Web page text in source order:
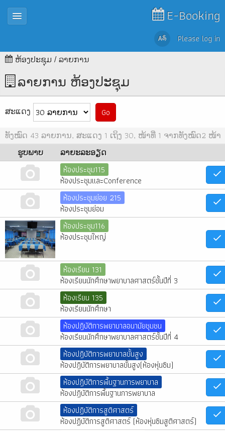
E-Booking
Please log in
ຫ້ອງປະຊຸມ ລາຍການ
ລາຍການ ຫ້ອງປະຊຸມ
ສະແດງ
Go
ທັງໝົດ 43 ລາຍການ, ສະແດງ 1 ເຖິງ 30, ໜ້າທີ່ 1 ຈາກທັງໝົດ2 ໜ້າ
ຮູບພາບ
ລາຍະລະອຽດ
ห้องประชุม115
ห้องประชุมและConference
ห้องประชุมย่อย 215
ห้องประชุมย่อม
ห้องประชุม116
ห้องประชุมใหญ่
ห้องเรียน 131
ห้องเรียนนักศึกษาพยาบาลศาสตร์ชั้นปีที่ 3
ห้องเรียน 135
ห้องเรียนนักศึกษา
ห้องปฎิบัติการพยาบาลอนามัยชุมชน
ห้องเรียนนักศึกษาพยาบาลศาสตร์ชั้นปีที่ 4
ห้องปฎิบัติการพยาบาลขั้นสูง
ห้องปฎิบัติการพยาบาลขั้นสูง(ห้องหุ่นซิม)
ห้องปฎิบัติการพื้นฐานการพยาบาล
ห้องปฎิบัติการพื้นฐานการพยาบาล
ห้องปฏิบัติการสูติศาสตร์
ห้องปฏิบัติการสูติศาสตร์ (ห้องหุ่นซิมสูติศาสตร์)